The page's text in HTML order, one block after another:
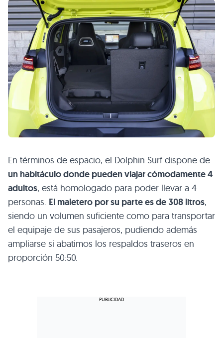
En términos de espacio, el Dolphin Surf dispone de
un habitáculo donde pueden viajar cómodamente 4
adultos, está homologado para poder llevar a 4
personas. El maletero por su parte es de 308 litros,
siendo un volumen suficiente como para transportar
el equipaje de sus pasajeros, pudiendo además
ampliarse si abatimos los respaldos traseros en
proporción 50:50.